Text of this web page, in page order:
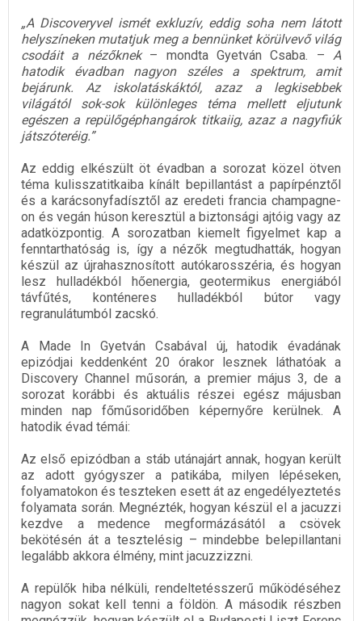
„A Discoveryvel ismét exkluzív, eddig soha nem látott
helyszíneken mutatjuk meg a bennünket körülvevő világ
csodáit a nézőknek– mondta Gyetván Csaba. – A
hatodik évadban nagyon széles a spektrum, amit
bejárunk. Az iskolatáskáktól, azaz a legkisebbek
világától sok-sok különleges téma mellett eljutunk
egészen a repülőgéphangárok titkaiig, azaz a nagyfiúk
játszóteréig.”
Az eddig elkészült öt évadban a sorozat közel ötven
téma kulisszatitkaiba kínált bepillantást a papírpénztől
és a karácsonyfadísztől az eredeti francia champagne-
on és vegán húson keresztül a biztonsági ajtóig vagy az
adatközpontig. A sorozatban kiemelt figyelmet kap a
fenntarthatóság is, így a nézők megtudhatták, hogyan
készül az újrahasznosított autókarosszéria, és hogyan
lesz hulladékból hőenergia, geotermikus energiából
távfűtés, konténeres hulladékból bútor vagy
regranulátumból zacskó.
A Made In Gyetván Csabával új, hatodik évadának
epizódjai keddenként 20 órakor lesznek láthatóak a
Discovery Channel műsorán, a premier május 3, de a
sorozat korábbi és aktuális részei egész májusban
minden nap főműsoridőben képernyőre kerülnek. A
hatodik évad témái:
Az első epizódban a stáb utánajárt annak, hogyan került
az adott gyógyszer a patikába, milyen lépéseken,
folyamatokon és teszteken esett át az engedélyeztetés
folyamata során. Megnézték, hogyan készül el a jacuzzi
kezdve a medence megformázásától a csövek
bekötésén át a tesztelésig – mindebbe belepillantani
legalább akkora élmény, mint jacuzzizzni.
A repülők hiba nélküli, rendeltetésszerű működéséhez
nagyon sokat kell tenni a földön. A második részben